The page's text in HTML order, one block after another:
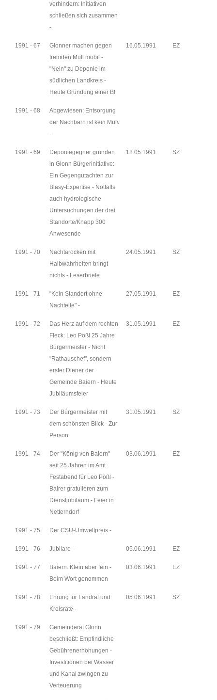
verhindern: Initiativen
schließen sich zusammen
-
1991 - 67
Glonner machen gegen
fremden Müll mobil -
"Nein" zu Deponie im
südlichen Landkreis -
Heute Gründung einer BI
16.05.1991 EZ
1991 - 68
Abgewiesen: Entsorgung
der Nachbarn ist kein Muß
-
1991 - 69
Deponiegegner gründen
in Glonn Bürgerinitiative:
Ein Gegengutachten zur
Blasy-Expertise - Notfalls
auch hydrologische
Untersuchungen der drei
Standorte/Knapp 300
Anwesende
18.05.1991 SZ
1991 - 70
Nachtarocken mit
Halbwahrheiten bringt
nichts - Leserbriefe
24.05.1991 SZ
1991 - 71
"Kein Standort ohne
Nachteile" -
27.05.1991 EZ
1991 - 72
Das Herz auf dem rechten
Fleck: Leo Pößl 25 Jahre
Bürgermeister - Nicht
"Rathauschef", sondern
erster Diener der
Gemeinde Baiern - Heute
Jubiläumsfeier
31.05.1991 EZ
1991 - 73
Der Bürgermeister mit
dem schönsten Blick - Zur
Person
31.05.1991 SZ
1991 - 74
Der "König von Baiern"
seit 25 Jahren im Amt
Festabend für Leo Pößl -
Bairer gratulieren zum
Dienstjubiläum - Feier in
Netterndorf
03.06.1991 EZ
1991 - 75 Der CSU-Umweltpreis -
1991 - 76 Jubilare - 05.06.1991 EZ
1991 - 77
Baiern: Klein aber fein -
Beim Wort genommen
03.06.1991 EZ
1991 - 78
Ehrung für Landrat und
Kreisräte -
05.06.1991 SZ
1991 - 79
Gemeinderat Glonn
beschließt: Empfindliche
Gebührenerhöhungen -
Investitionen bei Wasser
und Kanal zwingen zu
Verteuerung